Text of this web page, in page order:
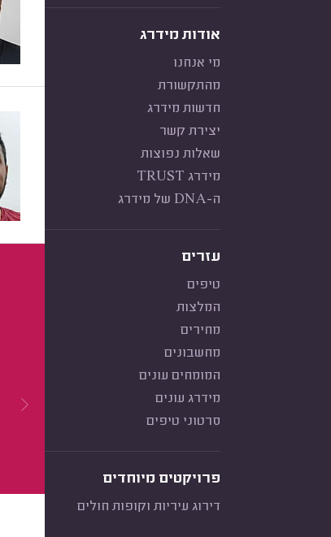
אודות מידרג
מי אנחנו
מהתקשורת
חדשות מידרג
יצירת קשר
שאלות נפוצות
מידרג TRUST
ה-DNA של מידרג
עזרים
טיפים
המלצות
מחירים
מחשבונים
המומחים עונים
מידרג עונים
סרטוני טיפים
פרויקטים מיוחדים
דירוג עיריות וקופות חולים